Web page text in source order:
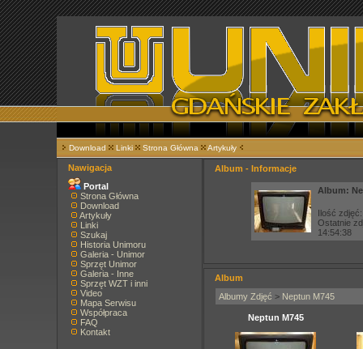
Download Linki Strona Główna Artykuły
Nawigacja
Portal
Strona Główna
Download
Artykuły
Linki
Szukaj
Historia Unimoru
Galeria - Unimor
Sprzęt Unimor
Galeria - Inne
Sprzęt WZT i inni
Video
Mapa Serwisu
Współpraca
FAQ
Kontakt
Album - Informacje
Album:
Ilość
Ostatnie
14:54:38
Album
Albumy Zdjęć > Neptun M745
Neptun M745